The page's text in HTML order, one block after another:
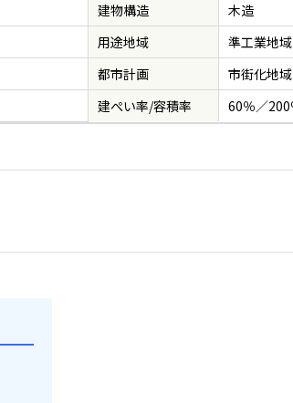
建物構造
木造
用途地域
準工業地域
都市計画
市街化地域
建ぺい率/容積率 60％／